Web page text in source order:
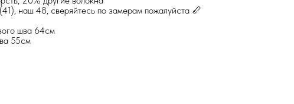
наш 48, сверяйтесь по замерам пожалуйста 📏
шва 64см
55см